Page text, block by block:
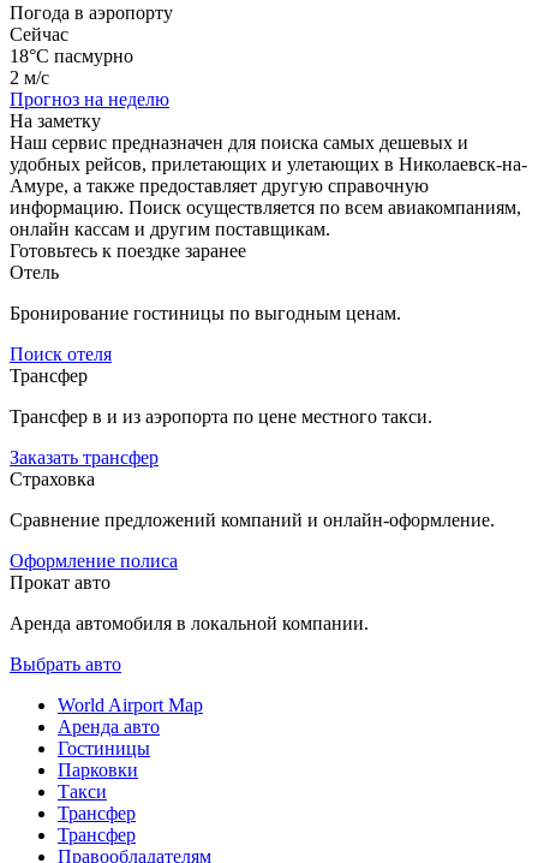
Погода в аэропорту
Сейчас
18°C пасмурно
2 м/с
Прогноз на неделю
На заметку
Наш сервис предназначен для поиска самых дешевых и
удобных рейсов, прилетающих и улетающих в Николаевск-на-
Амуре, а также предоставляет другую справочную
информацию. Поиск осуществляется по всем авиакомпаниям,
онлайн кассам и другим поставщикам.
Готовьтесь к поездке заранее
Отель
Бронирование гостиницы по выгодным ценам.
Поиск отеля
Трансфер
Трансфер в и из аэропорта по цене местного такси.
Заказать трансфер
Страховка
Сравнение предложений компаний и онлайн-оформление.
Оформление полиса
Прокат авто
Аренда автомобиля в локальной компании.
Выбрать авто
World Airport Map
Аренда авто
Гостиницы
Парковки
Такси
Трансфер
Трансфер
Правообладателям